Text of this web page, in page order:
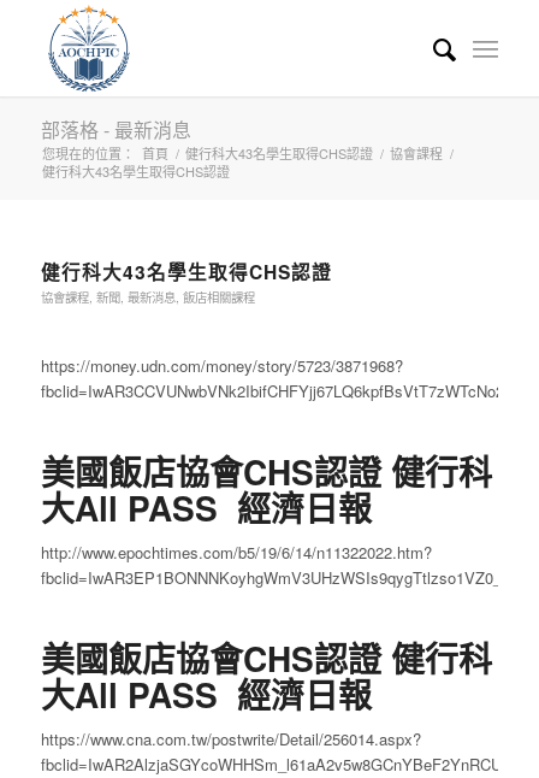
部落格 - 最新消息
您現在的位置： 首頁 / 健行科大43名學生取得CHS認證 / 協會課程 /
健行科大43名學生取得CHS認證
健行科大43名學生取得CHS認證
協會課程, 新聞, 最新消息, 飯店相關課程
https://money.udn.com/money/story/5723/3871968?
美國飯店協會CHS認證 健行科
大All PASS 經濟日報
http://www.epochtimes.com/b5/19/6/14/n11322022.htm?
美國飯店協會CHS認證 健行科
大All PASS 經濟日報
https://www.cna.com.tw/postwrite/Detail/256014.aspx?